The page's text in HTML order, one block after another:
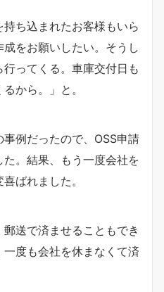
ち込まれたお客様もいら
をお願いしたい。そうし
ってくる。車庫交付日も
から。」と。
例だったので、OSS申請
。結果、もう一度会社を
ばれました。
送で済ませることもでき
度も会社を休まなくて済